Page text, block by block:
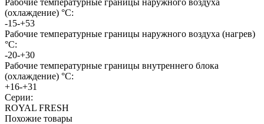
(охлаждение) °C:
-15-+53
Рабочие температурные границы наружного воздуха (нагрев)
°C:
-20-+30
Рабочие температурные границы внутреннего блока
(охлаждение) °C:
+16-+31
Серии:
ROYAL FRESH
Похожие товары